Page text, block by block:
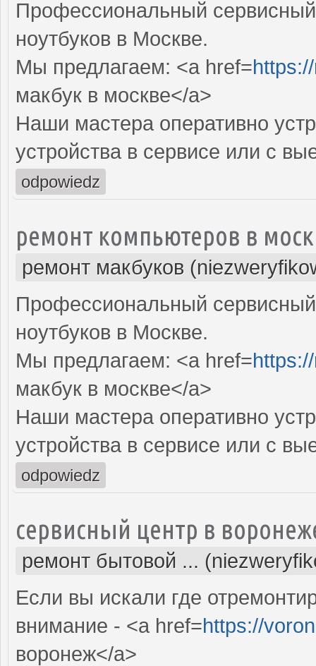
Профессиональный
ноутбуков в Москве.
Мы предлагаем: <a href=
макбук в москве</a>
Наши мастера оперативно
устройства в сервисе или с
odpowiedz
ремонт компьютеров в
ремонт макбуков
Профессиональный
ноутбуков в Москве.
Мы предлагаем: <a href=
макбук в москве</a>
Наши мастера оперативно
устройства в сервисе или с
odpowiedz
сервисный центр в
ремонт бытовой ...
Если вы искали где
внимание - <a href=https://
воронеж</a>